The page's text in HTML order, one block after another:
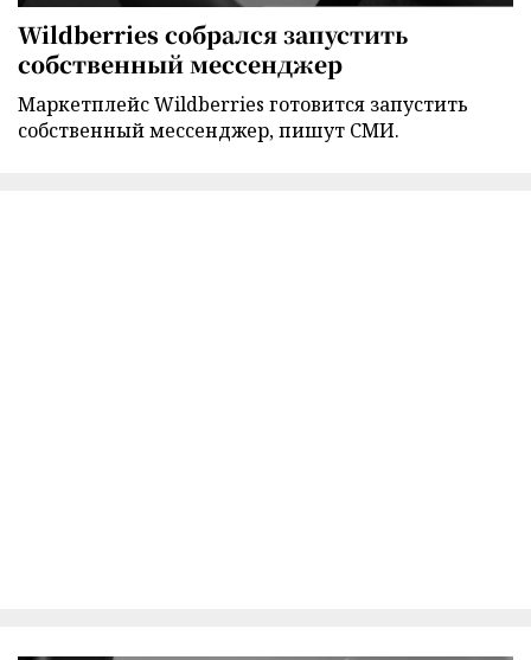
Wildberries собрался запустить
собственный мессенджер
Маркетплейс Wildberries готовится запустить
собственный мессенджер, пишут СМИ.